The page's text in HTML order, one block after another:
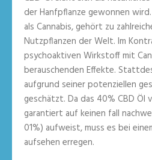
Vegan
der Hanfpflanze gewonnen
als Cannabis, gehört zu
Nutzpflanzen der Welt. Im
psychoaktiven Wirkstoff mit
berauschenden Effekte.
aufgrund seiner potenziellen
geschätzt. Da das 40% CBD Öl
garantiert auf keinen fall
01%) aufweist, muss es bei
aufsehen erregen.